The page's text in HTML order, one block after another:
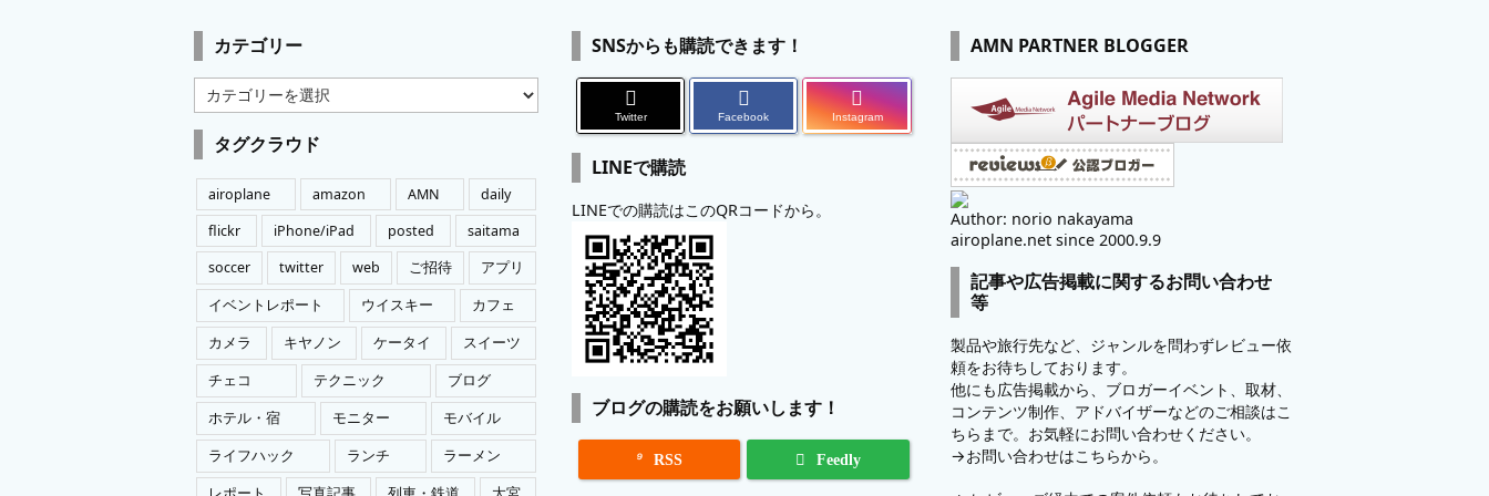
カテゴリー
カ
テ
ゴ
リ
ー
タグクラウド
airoplane amazon AMN
daily
flickr
iPhone/iPad posted
saitama
soccer
twitter web ご招待
アプリ
イベントレポート
ウイスキー
カフェ
カメラ
キヤノン ケータイ
スイーツ
チェコ
テクニック
ブログ
ホテル・宿
モニター
モバイル
ライフハック
ランチ
ラーメン
SNSからも購読できます！
Twitter Facebook Instagram
LINEで購読
LINEでの購読はこのQRコードから。
ブログの購読をお願いします！
 RSS Feedly
AMN PARTNER BLOGGER
Author: norio nakayama
airoplane.net since 2000.9.9
記事や広告掲載に関するお問い合わせ
等
製品や旅行先など、ジャンルを問わずレビュー依
頼をお待ちしております。
他にも広告掲載から、ブロガーイベント、取材、
コンテンツ制作、アドバイザーなどのご相談はこ
ちらまで。お気軽にお問い合わせください。
→お問い合わせはこちらから。